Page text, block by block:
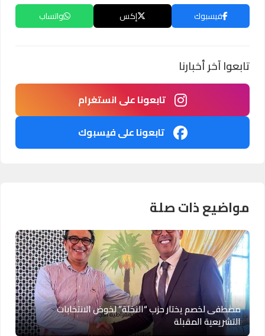
فيسبوك إكس واتساب
تابعوا آخر أخبارنا
تابعونا على انستغرام
تابعونا على فيسبوك
مواضيع ذات صلة
مصطفى لخصم يختار حزب “النخلة” لخوض الانتخابات
التشريعية المقبلة